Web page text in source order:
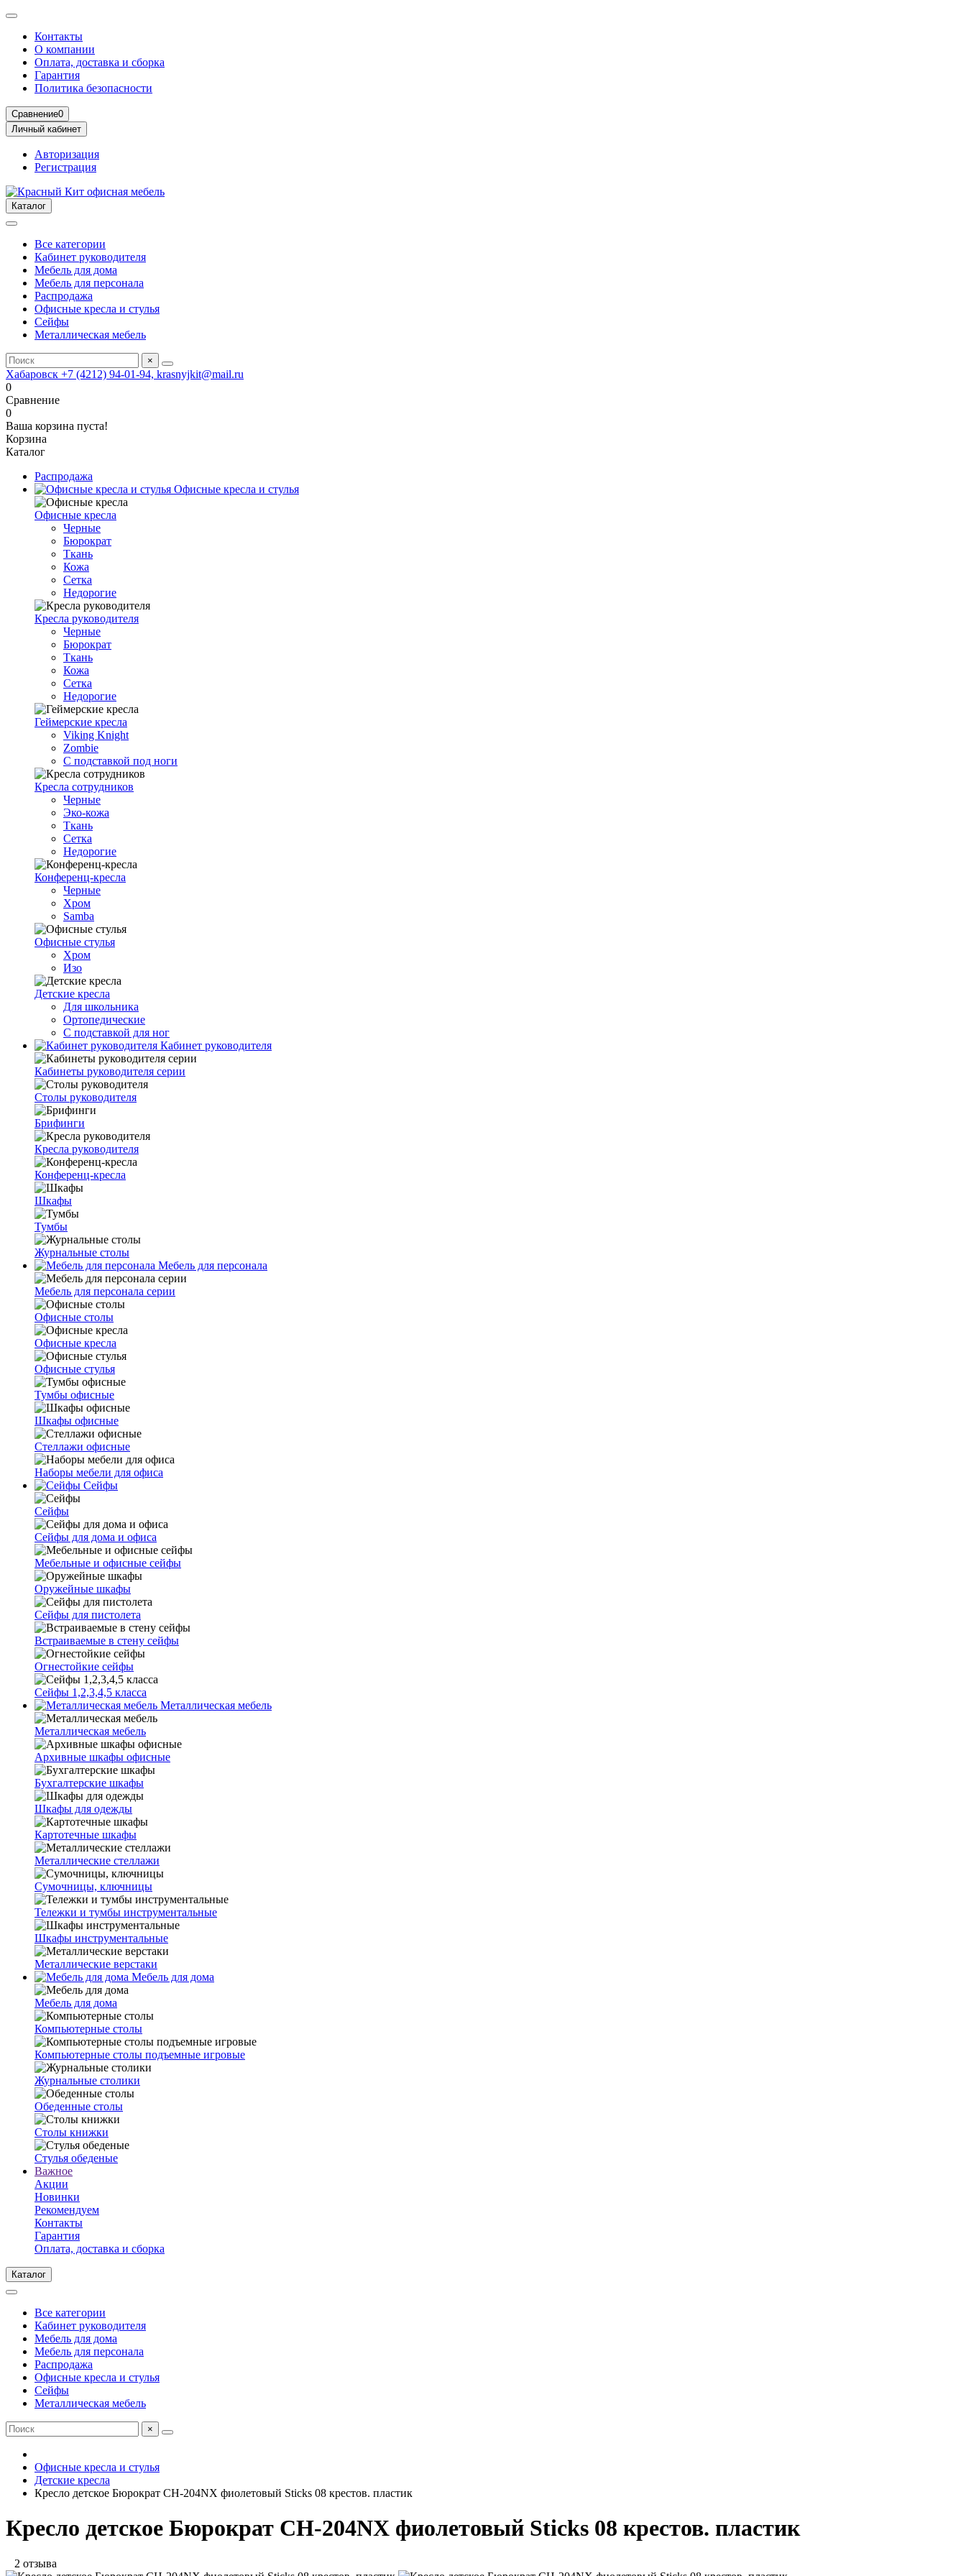
Контакты
О компании
Оплата, доставка и сборка
Гарантия
Политика безопасности
Сравнение0
Личный кабинет
Авторизация
Регистрация
Каталог
Все категории
Кабинет руководителя
Мебель для дома
Мебель для персонала
Распродажа
Офисные кресла и стулья
Сейфы
Металлическая мебель
×
Хабаровск +7 (4212) 94-01-94, krasnyjkit@mail.ru
0
Сравнение
0
Ваша корзина пуста!
Корзина
Каталог
Распродажа
Офисные кресла и стулья
Офисные кресла
Черные
Бюрократ
Ткань
Кожа
Сетка
Недорогие
Кресла руководителя
Черные
Бюрократ
Ткань
Кожа
Сетка
Недорогие
Геймерские кресла
Viking Knight
Zombie
С подставкой под ноги
Кресла сотрудников
Черные
Эко-кожа
Ткань
Сетка
Недорогие
Конференц-кресла
Черные
Хром
Samba
Офисные стулья
Хром
Изо
Детские кресла
Для школьника
Ортопедические
С подставкой для ног
Кабинет руководителя
Кабинеты руководителя серии
Столы руководителя
Брифинги
Кресла руководителя
Конференц-кресла
Шкафы
Тумбы
Журнальные столы
Мебель для персонала
Мебель для персонала серии
Офисные столы
Офисные кресла
Офисные стулья
Тумбы офисные
Шкафы офисные
Стеллажи офисные
Наборы мебели для офиса
Сейфы
Сейфы
Сейфы для дома и офиса
Мебельные и офисные сейфы
Оружейные шкафы
Сейфы для пистолета
Встраиваемые в стену сейфы
Огнестойкие сейфы
Сейфы 1,2,3,4,5 класса
Металлическая мебель
Металлическая мебель
Архивные шкафы офисные
Бухгалтерские шкафы
Шкафы для одежды
Картотечные шкафы
Металлические стеллажи
Сумочницы, ключницы
Тележки и тумбы инструментальные
Шкафы инструментальные
Металлические верстаки
Мебель для дома
Мебель для дома
Компьютерные столы
Компьютерные столы подъемные игровые
Журнальные столики
Обеденные столы
Столы книжки
Стулья обеденые
Важное
Акции
Новинки
Рекомендуем
Контакты
Гарантия
Оплата, доставка и сборка
Каталог
Все категории
Кабинет руководителя
Мебель для дома
Мебель для персонала
Распродажа
Офисные кресла и стулья
Сейфы
Металлическая мебель
×
Офисные кресла и стулья
Детские кресла
Кресло детское Бюрократ CH-204NX фиолетовый Sticks 08 крестов. пластик
Кресло детское Бюрократ CH-204NX фиолетовый Sticks 08 крестов. пластик
2 отзыва